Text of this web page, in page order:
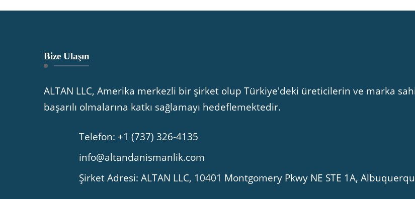
Bize Ulaşın
ALTAN LLC, Amerika merkezli bir şirket olup Türkiye'deki üreticilerin ve marka
başarılı olmalarına katkı sağlamayı hedeflemektedir.
Telefon: +1 (737) 326-4135
info@altandanismanlik.com
Şirket Adresi: ALTAN LLC, 10401 Montgomery Pkwy NE STE 1A,